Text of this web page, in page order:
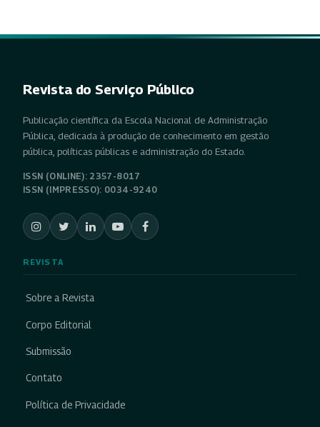
Revista do Serviço Público
Publicação científica da Escola Nacional de Administração
Pública, dedicada à produção de conhecimento em gestão
pública, políticas públicas e administração do Estado.
ISSN (ONLINE): 2357-8017
ISSN (IMPRESSO): 0034-9240
REVISTA
Sobre a Revista
Corpo Editorial
Submissão
Contato
Política de Privacidade